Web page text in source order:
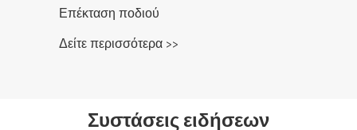
Επέκταση ποδιού
Δείτε περισσότερα >>
Συστάσεις ειδήσεων